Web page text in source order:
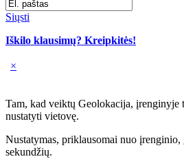
Siųsti
Iškilo klausimų? Kreipkitės!
×
Tam, kad veiktų Geolokacija, įrenginyje
nustatyti vietovę.
Nustatymas, priklausomai nuo
sekundžių.